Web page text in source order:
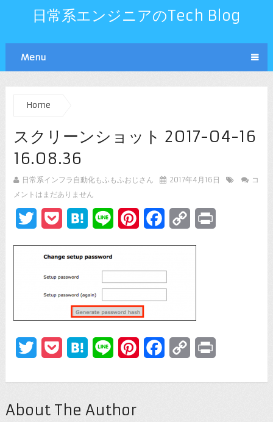
日常系エンジニアのTech Blog
Menu
Home
スクリーンショット 2017-04-16
16.08.36
日常系インフラ自動化もふもふおじさん 2017年4月16日
コ
メントはまだありません
TwitterPocketHatenaLine PinterestFacebook
Copy
TwitterPocketHatenaLine PinterestFacebook
Copy
About The Author